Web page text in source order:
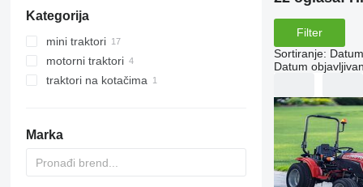
Kategorija
mini traktori
motorni traktori
traktori na kotačima
Marka
Filter
Sortiranje:
Datum